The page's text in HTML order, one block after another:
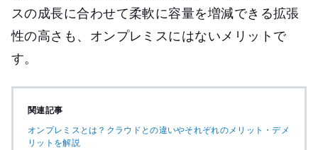
スの成長に合わせて柔軟に容量を増減できる拡張
性の高さも、オンプレミスにはないメリットで
す。
関連記事
オンプレミスとは？クラウドとの違いやそれぞれのメリット・デメ
リットを解説